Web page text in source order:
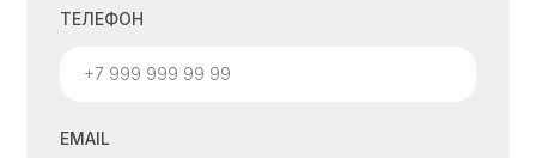
ТЕЛЕФОН
EMAIL